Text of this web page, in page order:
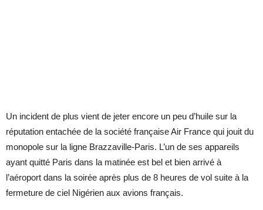
Un incident de plus vient de jeter encore un peu d’huile sur la
réputation entachée de la société française Air France qui jouit du
monopole sur la ligne Brazzaville-Paris. L’un de ses appareils
ayant quitté Paris dans la matinée est bel et bien arrivé à
l’aéroport dans la soirée après plus de 8 heures de vol suite à la
fermeture de ciel Nigérien aux avions français.